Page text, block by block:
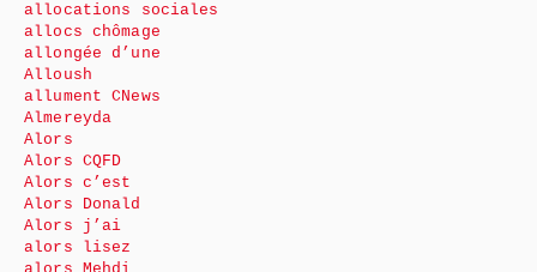
allocations sociales
allocs chômage
allongée d’une
Alloush
allument CNews
Almereyda
Alors
Alors CQFD
Alors c’est
Alors Donald
Alors j’ai
alors lisez